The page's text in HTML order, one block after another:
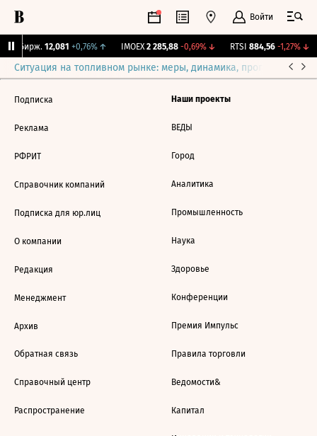
Войти
Бирж. 12,081 +0,76%↑ IMOEX 2 285,88 -0,69%↓ RTSI 884,56 -1,27%↓
Ситуация на топливном рынке: меры, динамика, прогнозы
Подписка
Реклама
РФРИТ
Справочник компаний
Подписка для юр.лиц
О компании
Редакция
Менеджмент
Архив
Обратная связь
Справочный центр
Распространение
Наши проекты
ВЕДЫ
Город
Аналитика
Промышленность
Наука
Здоровье
Конференции
Премия Импульс
Правила торговли
Ведомости&
Капитал